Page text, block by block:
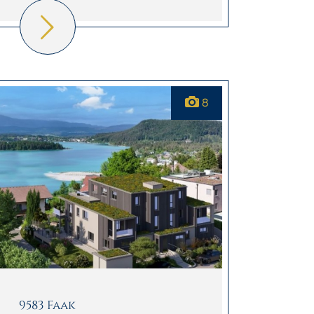
8
9583 Faak